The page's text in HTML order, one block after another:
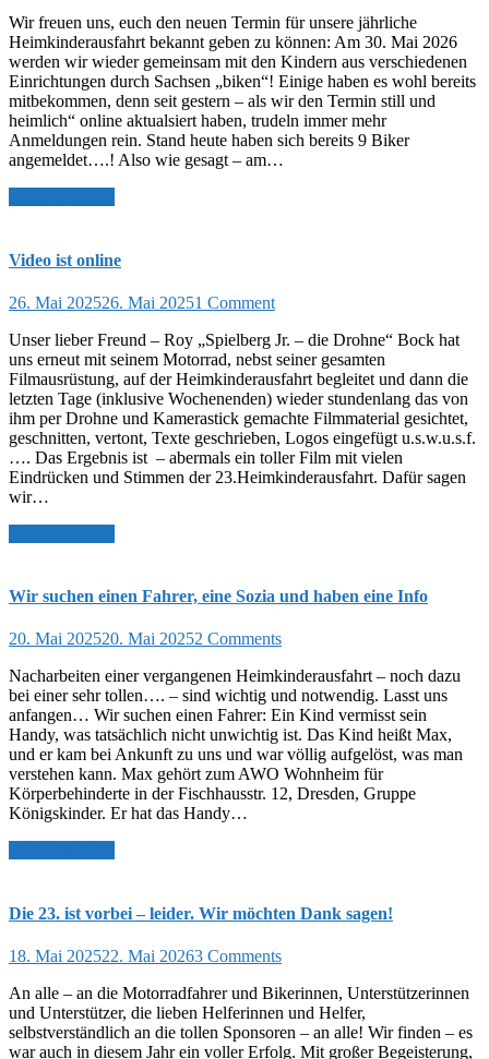
Wir freuen uns, euch den neuen Termin für unsere jährliche
Heimkinderausfahrt bekannt geben zu können: Am 30. Mai 2026
werden wir wieder gemeinsam mit den Kindern aus verschiedenen
Einrichtungen durch Sachsen „biken“! Einige haben es wohl bereits
mitbekommen, denn seit gestern – als wir den Termin still und
heimlich“ online aktualsiert haben, trudeln immer mehr
Anmeldungen rein. Stand heute haben sich bereits 9 Biker
angemeldet….! Also wie gesagt – am…
Video ist online
26. Mai 202526. Mai 20251 Comment
Unser lieber Freund – Roy „Spielberg Jr. – die Drohne“ Bock hat
uns erneut mit seinem Motorrad, nebst seiner gesamten
Filmausrüstung, auf der Heimkinderausfahrt begleitet und dann die
letzten Tage (inklusive Wochenenden) wieder stundenlang das von
ihm per Drohne und Kamerastick gemachte Filmmaterial gesichtet,
geschnitten, vertont, Texte geschrieben, Logos eingefügt u.s.w.u.s.f.
…. Das Ergebnis ist – abermals ein toller Film mit vielen
Eindrücken und Stimmen der 23.Heimkinderausfahrt. Dafür sagen
wir…
Wir suchen einen Fahrer, eine Sozia und haben eine Info
20. Mai 202520. Mai 20252 Comments
Nacharbeiten einer vergangenen Heimkinderausfahrt – noch dazu
bei einer sehr tollen…. – sind wichtig und notwendig. Lasst uns
anfangen… Wir suchen einen Fahrer: Ein Kind vermisst sein
Handy, was tatsächlich nicht unwichtig ist. Das Kind heißt Max,
und er kam bei Ankunft zu uns und war völlig aufgelöst, was man
verstehen kann. Max gehört zum AWO Wohnheim für
Körperbehinderte in der Fischhausstr. 12, Dresden, Gruppe
Königskinder. Er hat das Handy…
Die 23. ist vorbei – leider. Wir möchten Dank sagen!
18. Mai 202522. Mai 20263 Comments
An alle – an die Motorradfahrer und Bikerinnen, Unterstützerinnen
und Unterstützer, die lieben Helferinnen und Helfer,
selbstverständlich an die tollen Sponsoren – an alle! Wir finden – es
war auch in diesem Jahr ein voller Erfolg. Mit großer Begeisterung,